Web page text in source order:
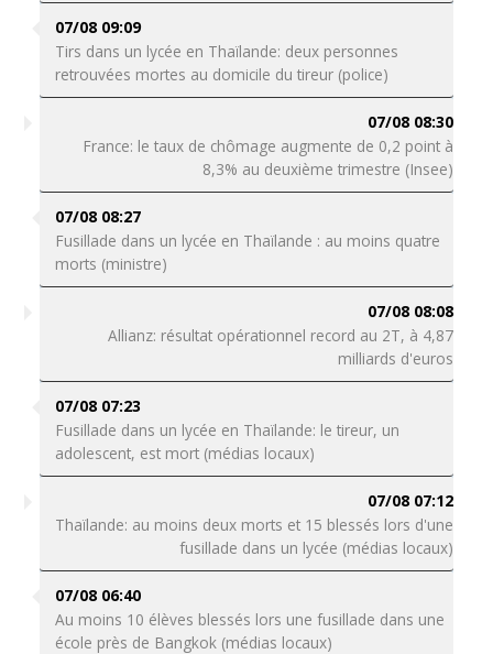
07/08 09:09
Tirs dans un lycée en Thaïlande: deux personnes
retrouvées mortes au domicile du tireur (police)
07/08 08:30
France: le taux de chômage augmente de 0,2 point à
8,3% au deuxième trimestre (Insee)
07/08 08:27
Fusillade dans un lycée en Thaïlande : au moins quatre
morts (ministre)
07/08 08:08
Allianz: résultat opérationnel record au 2T, à 4,87
milliards d'euros
07/08 07:23
Fusillade dans un lycée en Thaïlande: le tireur, un
adolescent, est mort (médias locaux)
07/08 07:12
Thaïlande: au moins deux morts et 15 blessés lors d'une
fusillade dans un lycée (médias locaux)
07/08 06:40
Au moins 10 élèves blessés lors une fusillade dans une
école près de Bangkok (médias locaux)